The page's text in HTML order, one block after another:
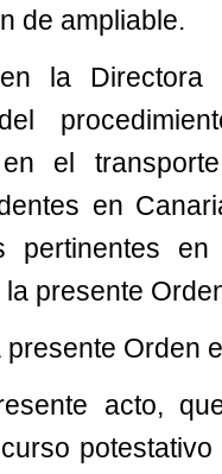
de ampliable.
la Directora
en el
en
pertinentes
presente
presente Orden
acto,